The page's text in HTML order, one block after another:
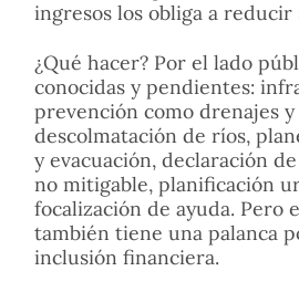
ingresos los obliga a reducir
¿Qué hacer? Por el lado
conocidas y pendientes:
prevención como drenajes y
descolmatación de ríos,
y evacuación, declaración
no mitigable, planificación
focalización de ayuda. Pero
también tiene una palanca
inclusión financiera.